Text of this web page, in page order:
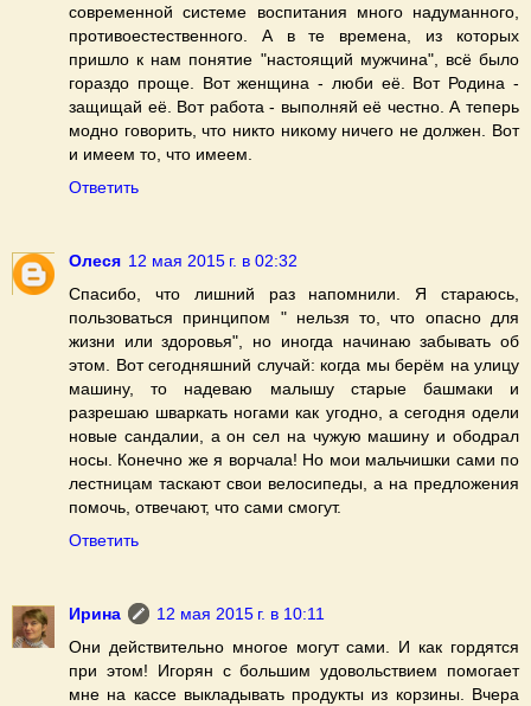
современной системе воспитания много надуманного,
противоестественного. А в те времена, из которых
пришло к нам понятие "настоящий мужчина", всё было
гораздо проще. Вот женщина - люби её. Вот Родина -
защищай её. Вот работа - выполняй её честно. А теперь
модно говорить, что никто никому ничего не должен. Вот
и имеем то, что имеем.
Ответить
Олеся 12 мая 2015 г. в 02:32
Спасибо, что лишний раз напомнили. Я стараюсь,
пользоваться принципом " нельзя то, что опасно для
жизни или здоровья", но иногда начинаю забывать об
этом. Вот сегодняшний случай: когда мы берём на улицу
машину, то надеваю малышу старые башмаки и
разрешаю шваркать ногами как угодно, а сегодня одели
новые сандалии, а он сел на чужую машину и ободрал
носы. Конечно же я ворчала! Но мои мальчишки сами по
лестницам таскают свои велосипеды, а на предложения
помочь, отвечают, что сами смогут.
Ответить
Ирина
12 мая 2015 г. в 10:11
Они действительно многое могут сами. И как гордятся
при этом! Игорян с большим удовольствием помогает
мне на кассе выкладывать продукты из корзины. Вчера